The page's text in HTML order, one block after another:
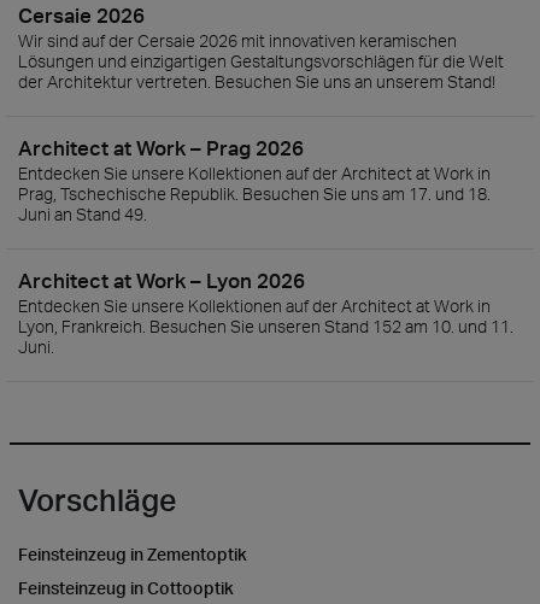
Cersaie 2026
Wir sind auf der Cersaie 2026 mit innovativen keramischen
Lösungen und einzigartigen Gestaltungsvorschlägen für die Welt
der Architektur vertreten. Besuchen Sie uns an unserem Stand!
Architect at Work – Prag 2026
Entdecken Sie unsere Kollektionen auf der Architect at Work in
Prag, Tschechische Republik. Besuchen Sie uns am 17. und 18.
Juni an Stand 49.
Architect at Work – Lyon 2026
Entdecken Sie unsere Kollektionen auf der Architect at Work in
Lyon, Frankreich. Besuchen Sie unseren Stand 152 am 10. und 11.
Juni.
Vorschläge
Feinsteinzeug in Zementoptik
Feinsteinzeug in Cottooptik